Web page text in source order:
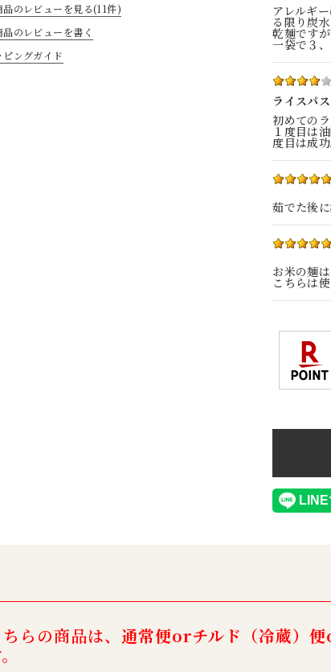
品のレビューを見る(11件)
のレビューを書く
ピングガイド
アレルギ
る限り炭
乾麺です
一袋で３
ライスパ
初めての
１度目は
度目は成
茹でた後
お米の麺
こちらは
らの商品は、 通常便orチルド（冷蔵）